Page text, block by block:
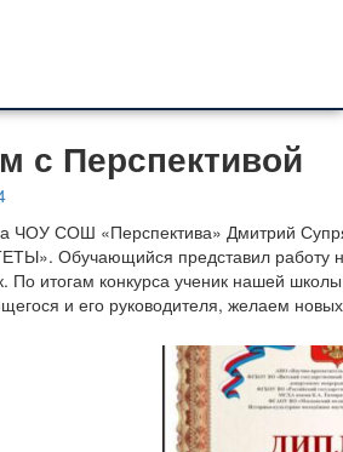
с Перспективой
ЧОУ СОШ «Перспектива» Дмитрий
Обучающийся представил работу на
По итогам конкурса ученик нашей
и его руководителя, желаем